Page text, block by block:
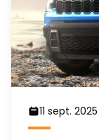
11 sept. 2025